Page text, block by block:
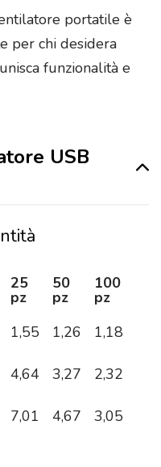
portatile è
per chi desidera
funzionalità e
USB
25
pz
50
pz
100
pz
1,55 1,26 1,18
4,64 3,27 2,32
7,01 4,67 3,05